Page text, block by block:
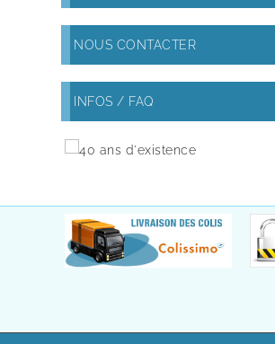
NOUS CONTACTER
INFOS / FAQ